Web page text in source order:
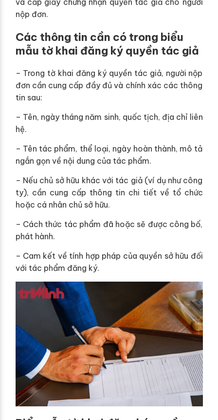
nộp đơn.
Các thông tin cần có trong biểu
mẫu tờ khai đăng ký quyền tác giả
– Trong tờ khai đăng ký quyền tác giả, người nộp
đơn cần cung cấp đầy đủ và chính xác các thông
tin sau:
– Tên, ngày tháng năm sinh, quốc tịch, địa chỉ liên
hệ.
– Tên tác phẩm, thể loại, ngày hoàn thành, mô tả
ngắn gọn về nội dung của tác phẩm.
– Nếu chủ sở hữu khác với tác giả (ví dụ như công
ty), cần cung cấp thông tin chi tiết về tổ chức
hoặc cá nhân chủ sở hữu.
– Cách thức tác phẩm đã hoặc sẽ được công bố,
phát hành.
– Cam kết về tính hợp pháp của quyền sở hữu đối
với tác phẩm đăng ký.